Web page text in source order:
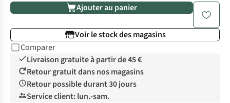
Ajouter au panier
Voir le stock des magasins
Comparer
Livraison gratuite à partir de 45 €
Retour gratuit dans nos magasins
Retour possible durant 30 jours
Service client: lun.-sam.